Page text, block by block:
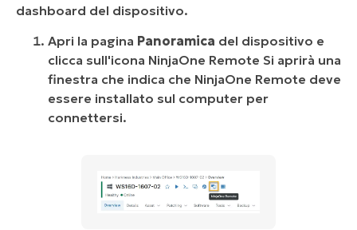
dashboard del dispositivo.
Apri la pagina Panoramica del dispositivo e
clicca sull'icona NinjaOne Remote Si aprirà una
finestra che indica che NinjaOne Remote deve
essere installato sul computer per
connettersi.